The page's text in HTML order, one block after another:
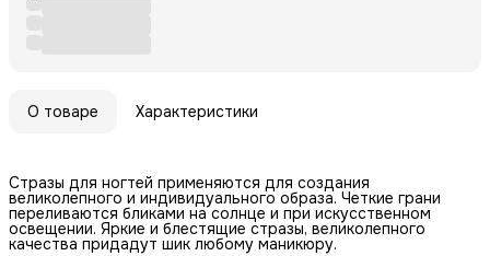
О товаре Характеристики
Стразы для ногтей применяются для создания
великолепного и индивидуального образа. Четкие грани
переливаются бликами на солнце и при искусственном
освещении. Яркие и блестящие стразы, великолепного
качества придадут шик любому маникюру.